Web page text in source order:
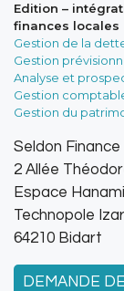
Edition –
finances locales
Gestion de la
Gestion
Analyse et
Gestion
Gestion du
Seldon Finance
2 Allée
Espace Hanami
Technopole
64210 Bidart
DEMANDE